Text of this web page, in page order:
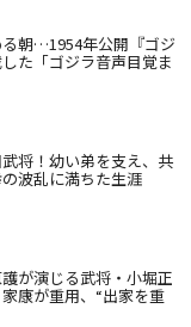
朝…1954年公開『ゴジ
た「ゴジラ音声目覚ま
将！幼い弟を支え、共
波乱に満ちた生涯
が演じる武将・小堀正
康が重用、“出家を重